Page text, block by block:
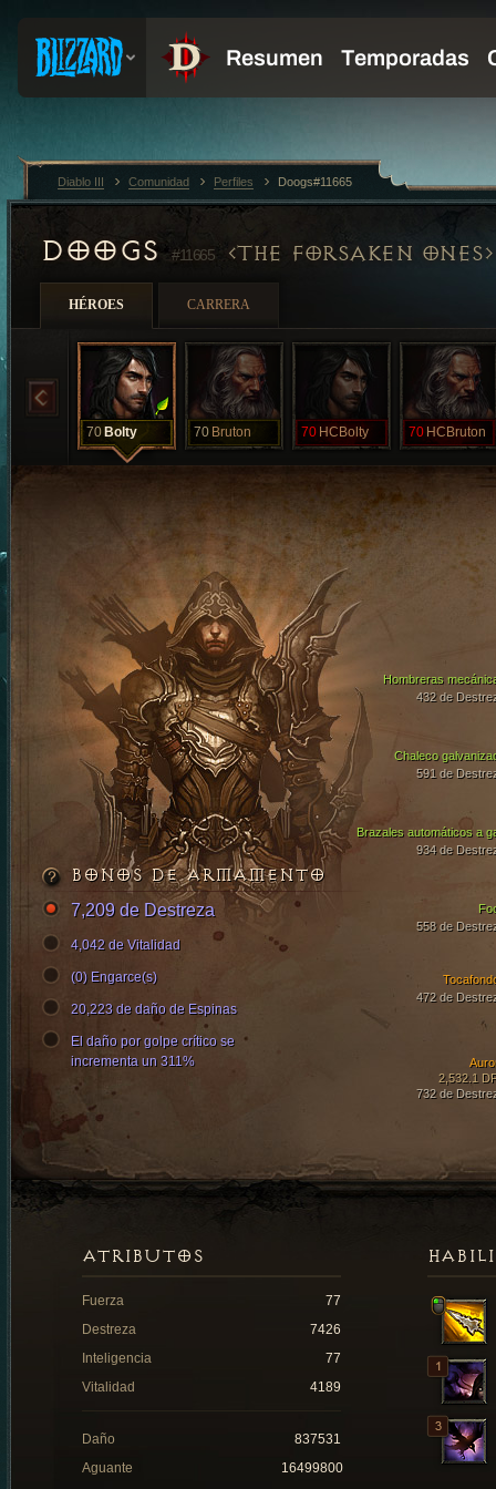
DOOGS#11665 THE FORSAKEN ONES
HÉROES CARRERA
70 Bolty 70 Bruton 70 HCBolty 70 HCBruton
Chaleco
591 de
Brazales automáticos a
934 de
Hombreras
432 de
472 de
2,532.1
732 de
558 de
BONOS DE ARMAMENTO
7,209 de Destreza
4,042 de Vitalidad
(0) Engarce(s)
20,223 de daño de Espinas
El daño por golpe crítico se
incrementa un 311%
ATRIBUTOS
Fuerza
77
Destreza
7426
Inteligencia
77
Vitalidad
4189
Daño
837531
Aguante
16499800
Diablo III Comunidad Perfiles Doogs#11665